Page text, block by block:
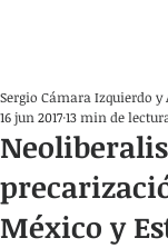
México y
Sergio Cámara Izquierdo
16 jun 201713 min de